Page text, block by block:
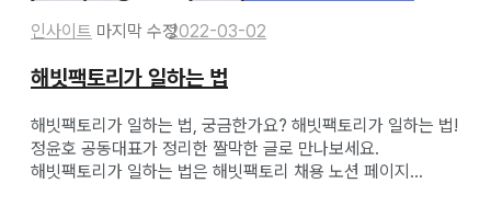
인사이트 2022-03-02
해빗팩토리가 일하는 법
해빗팩토리가 일하는 법, 궁금한가요? 해빗팩토리가 일하는 법!
정윤호 공동대표가 정리한 짤막한 글로 만나보세요.
해빗팩토리가 일하는 법은 해빗팩토리 채용 노션 페이지...